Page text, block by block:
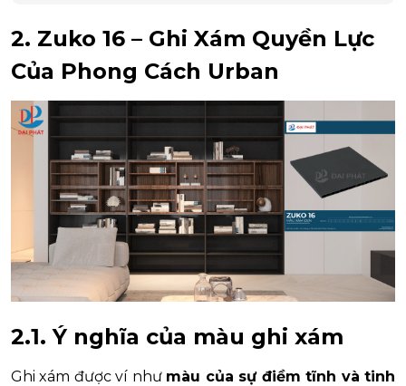
2. Zuko 16 – Ghi Xám Quyền Lực
Của Phong Cách Urban
2.1. Ý nghĩa của màu ghi xám
Ghi xám được ví như màu của sự điềm tĩnh và tinh